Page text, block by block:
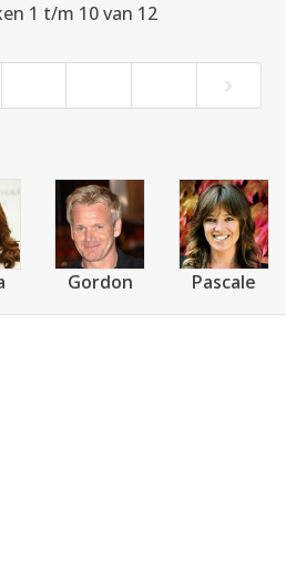
1 t/m 10 van 12
›
Gordon Pascale